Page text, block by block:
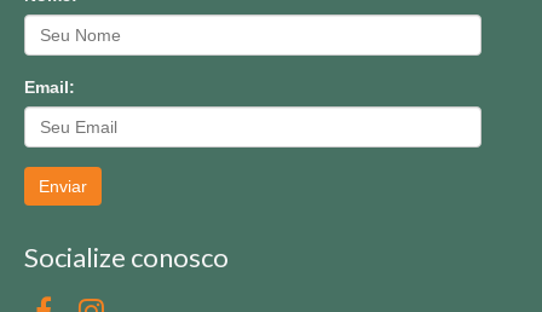
Email:
Enviar
Socialize conosco